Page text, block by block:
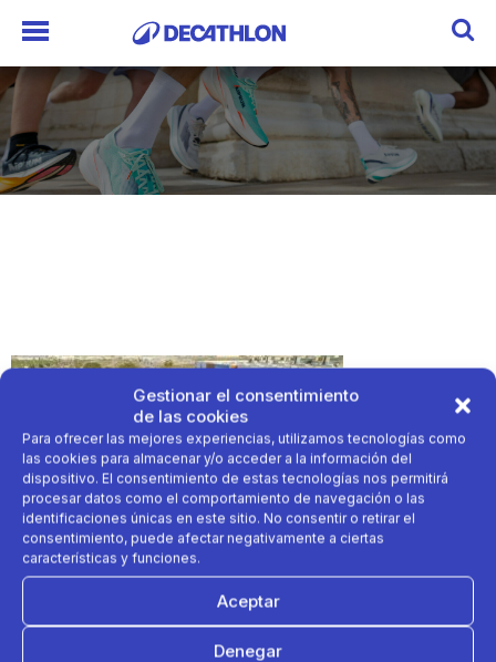
Gestionar el consentimiento
de las cookies
Para ofrecer las mejores experiencias, utilizamos tecnologías como
las cookies para almacenar y/o acceder a la información del
dispositivo. El consentimiento de estas tecnologías nos permitirá
procesar datos como el comportamiento de navegación o las
identificaciones únicas en este sitio. No consentir o retirar el
consentimiento, puede afectar negativamente a ciertas
características y funciones.
Aceptar
Denegar